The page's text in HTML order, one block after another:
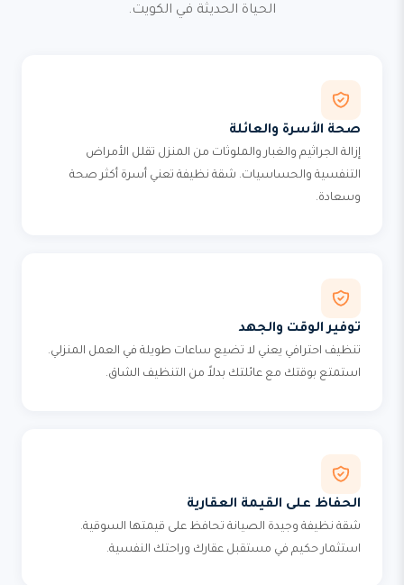
الحياة الحديثة في الكويت.
صحة الأسرة والعائلة
إزالة الجراثيم والغبار والملوثات من المنزل تقلل الأمراض
التنفسية والحساسيات. شقة نظيفة تعني أسرة أكثر صحة
وسعادة.
توفير الوقت والجهد
تنظيف احترافي يعني لا تضيع ساعات طويلة في العمل المنزلي.
استمتع بوقتك مع عائلتك بدلاً من التنظيف الشاق.
الحفاظ على القيمة العقارية
شقة نظيفة وجيدة الصيانة تحافظ على قيمتها السوقية.
استثمار حكيم في مستقبل عقارك وراحتك النفسية.